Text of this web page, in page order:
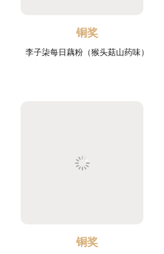
铜奖
李子柒每日藕粉（猴头菇山药味）
铜奖